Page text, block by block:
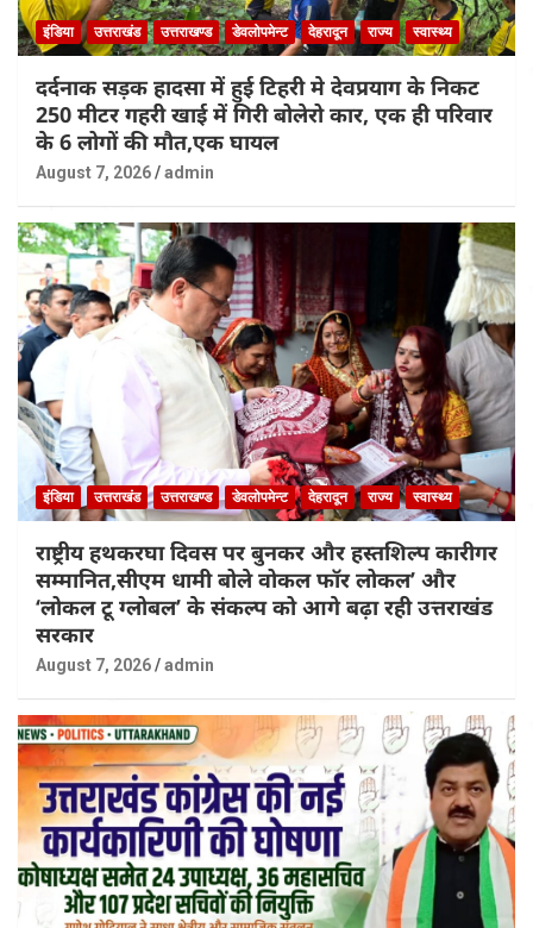
इंडिया उत्तराखंड उत्तराखण्ड डेवलोपमेन्ट देहरादून राज्य स्वास्थ्य
दर्दनाक सड़क हादसा में हुई टिहरी मे देवप्रयाग के निकट
250 मीटर गहरी खाई में गिरी बोलेरो कार, एक ही परिवार
के 6 लोगों की मौत,एक घायल
August 7, 2026 admin
इंडिया उत्तराखंड उत्तराखण्ड डेवलोपमेन्ट देहरादून राज्य स्वास्थ्य
राष्ट्रीय हथकरघा दिवस पर बुनकर और हस्तशिल्प कारीगर
सम्मानित,सीएम धामी बोले वोकल फॉर लोकल’ और
‘लोकल टू ग्लोबल’ के संकल्प को आगे बढ़ा रही उत्तराखंड
सरकार
August 7, 2026 admin